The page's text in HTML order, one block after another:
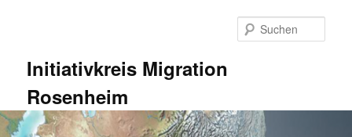
Initiativkreis Migration
Rosenheim